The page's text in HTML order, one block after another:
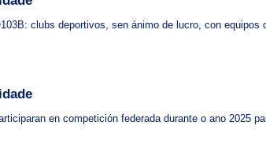
clubs deportivos, sen ánimo de lucro, con equipos
en competición federada durante o ano 2025